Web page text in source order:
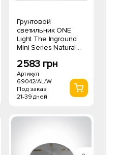
Грунтовой
светильник ONE
Light The Inground
Mini Series Natural ..
2583 грн
Артикул
69042/AL/W
Под заказ
21-39 дней